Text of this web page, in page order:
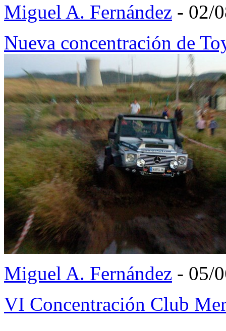
Miguel A. Fernández - 02/
Nueva concentración de
Miguel A. Fernández - 05/
VI Concentración Club